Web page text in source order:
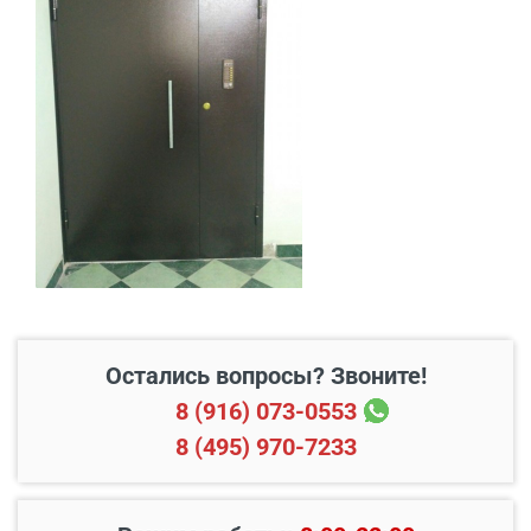
В пределах МКАД и в
радиусе 20 км от него
Свыше 20 км от МКАД
Остались вопросы? Звоните!
8 (916) 073-0553
8 (495) 970-7233